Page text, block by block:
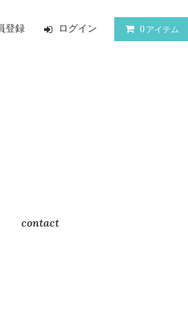
登録 ログイン 0 アイテム
contact